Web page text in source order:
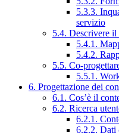
5.3.3.
servizio
5.4. Descrivere
5.4.1.
5.4.2.
5.5. Co-
5.5.1.
6. Progettazione dei
6.1. Cos’è il
6.2. Ricerca
6.2.1.
6.2.2. Dati